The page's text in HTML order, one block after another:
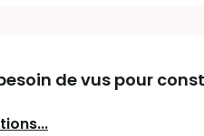
de vus pour